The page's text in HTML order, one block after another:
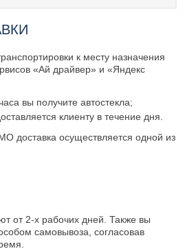
к месту назначения
«Ай драйвер» и «Яндекс
вы получите автостекла;
клиенту в течение дня.
доставка осуществляется одной из
от 2-х рабочих дней. Также вы
самовывоза, согласовав